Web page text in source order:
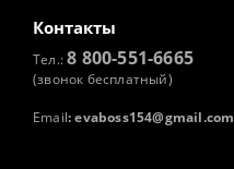
Контакты
Тел.:8 800-551-6665
(звонок бесплатный)
Email: evaboss154@gmail.com